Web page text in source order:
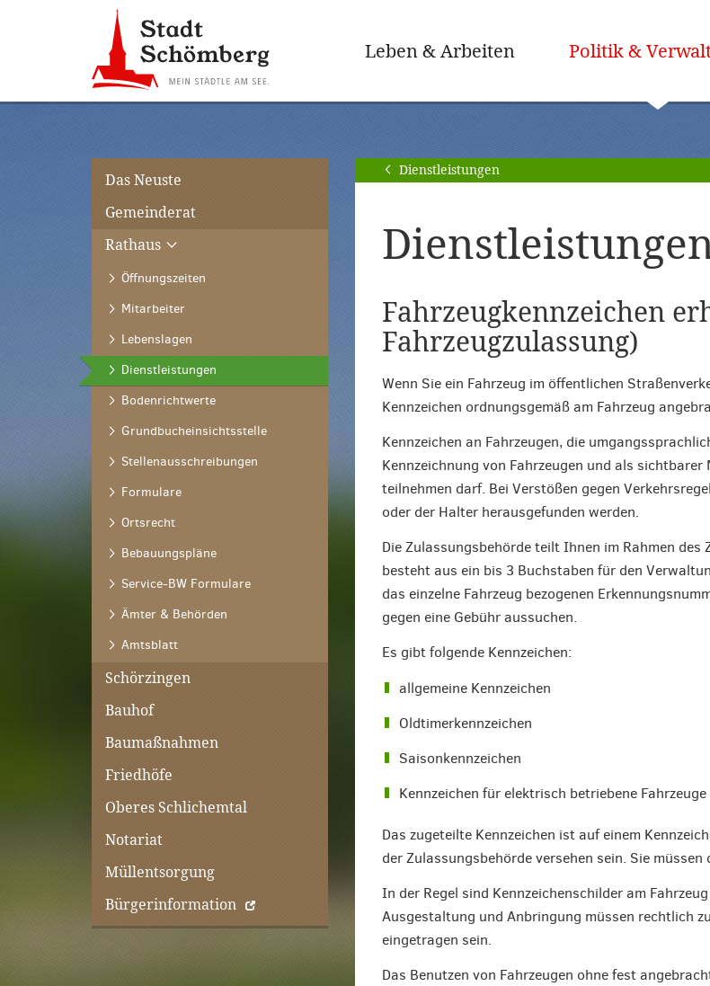
Hauptnavigation
[0]
[1]
Leben & Arbeiten Politik &
Das Neuste
Gemeinderat
Rathaus
Öffnungszeiten
Mitarbeiter
Lebenslagen
Dienstleistungen
Bodenrichtwerte
Grundbucheinsichtsstelle
Stellenausschreibungen
Formulare
Ortsrecht
Bebauungspläne
Service-BW Formulare
Ämter & Behörden
Amtsblatt
Schörzingen
Bauhof
Baumaßnahmen
Friedhöfe
Oberes Schlichemtal
Notariat
Müllentsorgung
Bürgerinformation
Dienstleistungen
Fahrzeugkennzeichen
Fahrzeugzulassung)
Wenn Sie ein Fahrzeug im öffentlichen
Kennzeichen ordnungsgemäß am Fahrzeug
Kennzeichen an Fahrzeugen, die
Kennzeichnung von Fahrzeugen und als
teilnehmen darf. Bei Verstößen gegen
oder der Halter herausgefunden werden.
Die Zulassungsbehörde teilt Ihnen im Rahmen des
besteht aus ein bis 3 Buchstaben für den
das einzelne Fahrzeug bezogenen
gegen eine Gebühr aussuchen.
Es gibt folgende Kennzeichen:
allgemeine Kennzeichen
Oldtimerkennzeichen
Saisonkennzeichen
Kennzeichen für elektrisch betriebene Fahrzeuge
Das zugeteilte Kennzeichen ist auf einem
der Zulassungsbehörde versehen sein. Sie
In der Regel sind Kennzeichenschilder am
Ausgestaltung und Anbringung müssen rechtlich
eingetragen sein.
Das Benutzen von Fahrzeugen ohne fest